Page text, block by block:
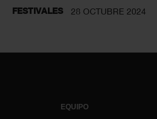
FESTIVALES 28 OCTUBRE 2024
EQUIPO